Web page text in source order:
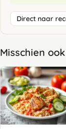
Direct naar
Misschien